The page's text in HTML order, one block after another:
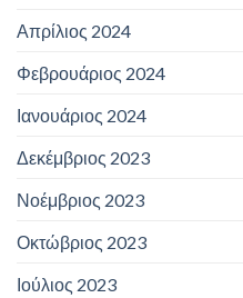
Απρίλιος 2024
Φεβρουάριος 2024
Ιανουάριος 2024
Δεκέμβριος 2023
Νοέμβριος 2023
Οκτώβριος 2023
Ιούλιος 2023